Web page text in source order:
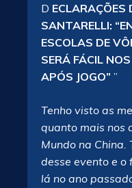
D ECLARAÇÕES
SANTARELLI:
ESCOLAS DE
SERÁ FÁCIL
APÓS JOGO” ”
Tenho visto as
quanto mais nos
Mundo na China.
desse evento e
lá no ano